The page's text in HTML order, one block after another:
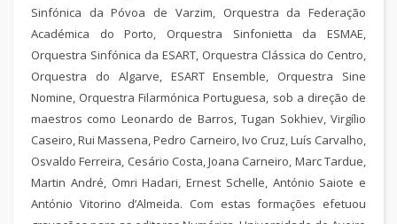
Sinfónica da Póvoa de Varzim, Orquestra da Federação
Académica do Porto, Orquestra Sinfonietta da ESMAE,
Orquestra Sinfónica da ESART, Orquestra Clássica do Centro,
Orquestra do Algarve, ESART Ensemble, Orquestra Sine
Nomine, Orquestra Filarmónica Portuguesa, sob a direção de
maestros como Leonardo de Barros, Tugan Sokhiev, Virgílio
Caseiro, Rui Massena, Pedro Carneiro, Ivo Cruz, Luís Carvalho,
Osvaldo Ferreira, Cesário Costa, Joana Carneiro, Marc Tardue,
Martin André, Omri Hadari, Ernest Schelle, António Saiote e
António Vitorino d’Almeida. Com estas formações efetuou